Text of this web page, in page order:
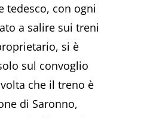
tedesco, con ogni
a salire sui treni
si è
sul convoglio
che il treno è
di Saronno,